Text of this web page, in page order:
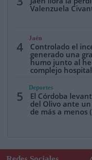
Valenzuela
4
Jaén
Controlado el
generado una
humo junto al
complejo
5
Deportes
El Córdoba
del Olivo ante
de más a menos